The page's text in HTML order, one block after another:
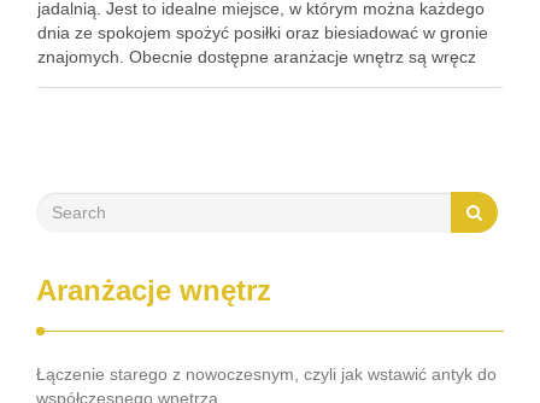
jadalnią. Jest to idealne miejsce, w którym można każdego
dnia ze spokojem spożyć posiłki oraz biesiadować w gronie
znajomych. Obecnie dostępne aranżacje wnętrz są wręcz
Aranżacje wnętrz
Łączenie starego z nowoczesnym, czyli jak wstawić antyk do
współczesnego wnętrza